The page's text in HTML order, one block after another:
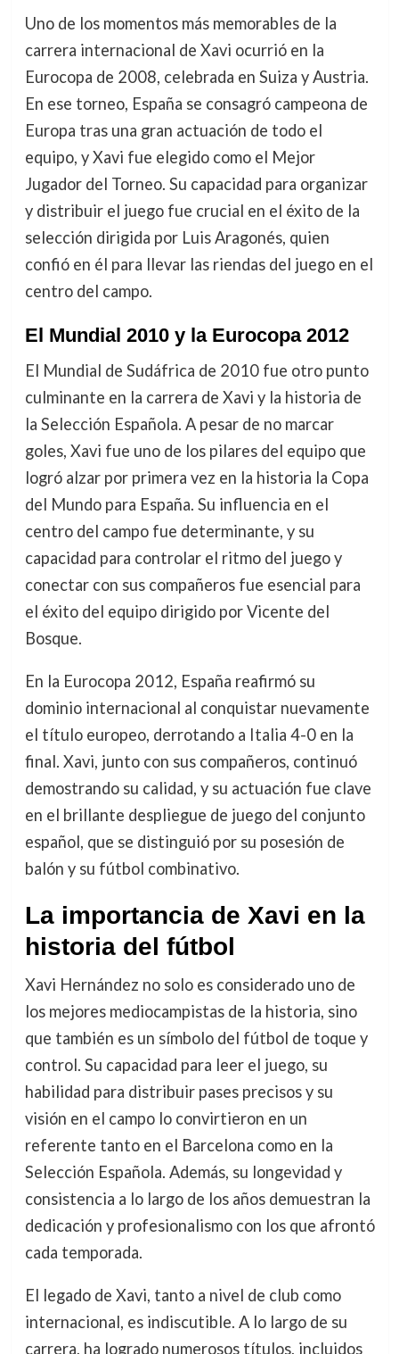
Uno de los momentos más memorables de la
carrera internacional de Xavi ocurrió en la
Eurocopa de 2008, celebrada en Suiza y Austria.
En ese torneo, España se consagró campeona de
Europa tras una gran actuación de todo el
equipo, y Xavi fue elegido como el Mejor
Jugador del Torneo. Su capacidad para organizar
y distribuir el juego fue crucial en el éxito de la
selección dirigida por Luis Aragonés, quien
confió en él para llevar las riendas del juego en el
centro del campo.
El Mundial 2010 y la Eurocopa 2012
El Mundial de Sudáfrica de 2010 fue otro punto
culminante en la carrera de Xavi y la historia de
la Selección Española. A pesar de no marcar
goles, Xavi fue uno de los pilares del equipo que
logró alzar por primera vez en la historia la Copa
del Mundo para España. Su influencia en el
centro del campo fue determinante, y su
capacidad para controlar el ritmo del juego y
conectar con sus compañeros fue esencial para
el éxito del equipo dirigido por Vicente del
Bosque.
En la Eurocopa 2012, España reafirmó su
dominio internacional al conquistar nuevamente
el título europeo, derrotando a Italia 4-0 en la
final. Xavi, junto con sus compañeros, continuó
demostrando su calidad, y su actuación fue clave
en el brillante despliegue de juego del conjunto
español, que se distinguió por su posesión de
balón y su fútbol combinativo.
La importancia de Xavi en la
historia del fútbol
Xavi Hernández no solo es considerado uno de
los mejores mediocampistas de la historia, sino
que también es un símbolo del fútbol de toque y
control. Su capacidad para leer el juego, su
habilidad para distribuir pases precisos y su
visión en el campo lo convirtieron en un
referente tanto en el Barcelona como en la
Selección Española. Además, su longevidad y
consistencia a lo largo de los años demuestran la
dedicación y profesionalismo con los que afrontó
cada temporada.
El legado de Xavi, tanto a nivel de club como
internacional, es indiscutible. A lo largo de su
carrera, ha logrado numerosos títulos, incluidos